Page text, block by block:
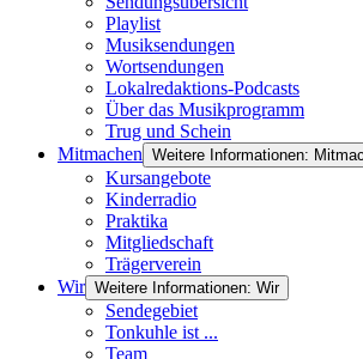
Playlist
Musiksendungen
Wortsendungen
Lokalredaktions-Podcasts
Über das Musikprogramm
Trug und Schein
Mitmachen Weitere Informationen:
Kursangebote
Kinderradio
Praktika
Mitgliedschaft
Trägerverein
Wir Weitere Informationen: Wir
Sendegebiet
Tonkuhle ist ...
Team